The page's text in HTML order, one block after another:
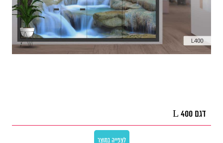
דגם L 400
לצפייה במוצר